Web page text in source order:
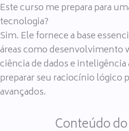
Este curso me prepara para
tecnologia?
Sim. Ele fornece a base
áreas como desenvolvimento
ciência de dados e
preparar seu raciocínio lógico
avançados.
Conteúdo